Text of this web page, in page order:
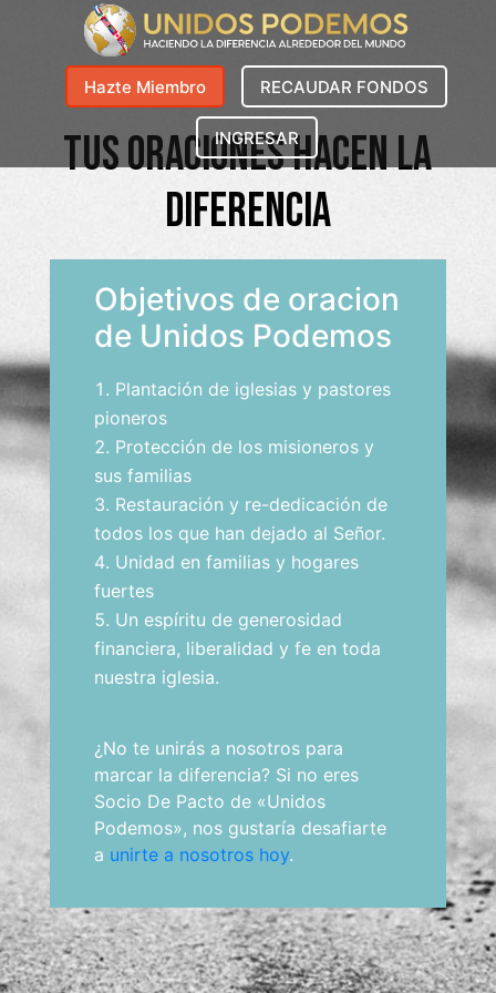
Hazte Miembro RECAUDAR FONDOS
INGRESAR
tus oraciones hacen la
diferencia
Objetivos de oracion
de Unidos Podemos
Plantación de iglesias y pastores
pioneros
Protección de los misioneros y
sus familias
Restauración y re-dedicación de
todos los que han dejado al Señor.
Unidad en familias y hogares
fuertes
Un espíritu de generosidad
financiera, liberalidad y fe en toda
nuestra iglesia.
¿No te unirás a nosotros para
marcar la diferencia? Si no eres
Socio De Pacto de «Unidos
Podemos», nos gustaría desafiarte
a unirte a nosotros hoy.